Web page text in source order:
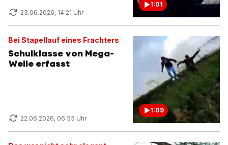
23.06.2026, 14:21 Uhr
1:01
Bei Stapellauf eines Frachters
Schulklasse von Mega-
Welle erfasst
22.06.2026, 06:55 Uhr
1:09